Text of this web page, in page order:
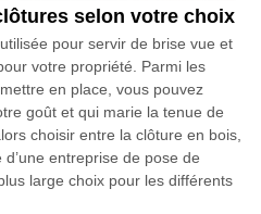
selon votre choix
pour servir de brise vue et
votre propriété. Parmi les
en place, vous pouvez
goût et qui marie la tenue de
choisir entre la clôture en bois,
entreprise de pose de
large choix pour les différents